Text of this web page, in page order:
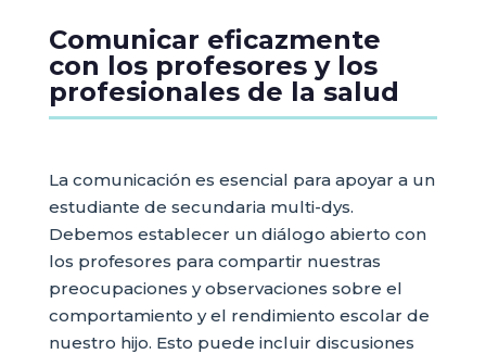
Comunicar eficazmente
con los profesores y los
profesionales de la salud
La comunicación es esencial para apoyar a un
estudiante de secundaria multi-dys.
Debemos establecer un diálogo abierto con
los profesores para compartir nuestras
preocupaciones y observaciones sobre el
comportamiento y el rendimiento escolar de
nuestro hijo. Esto puede incluir discusiones